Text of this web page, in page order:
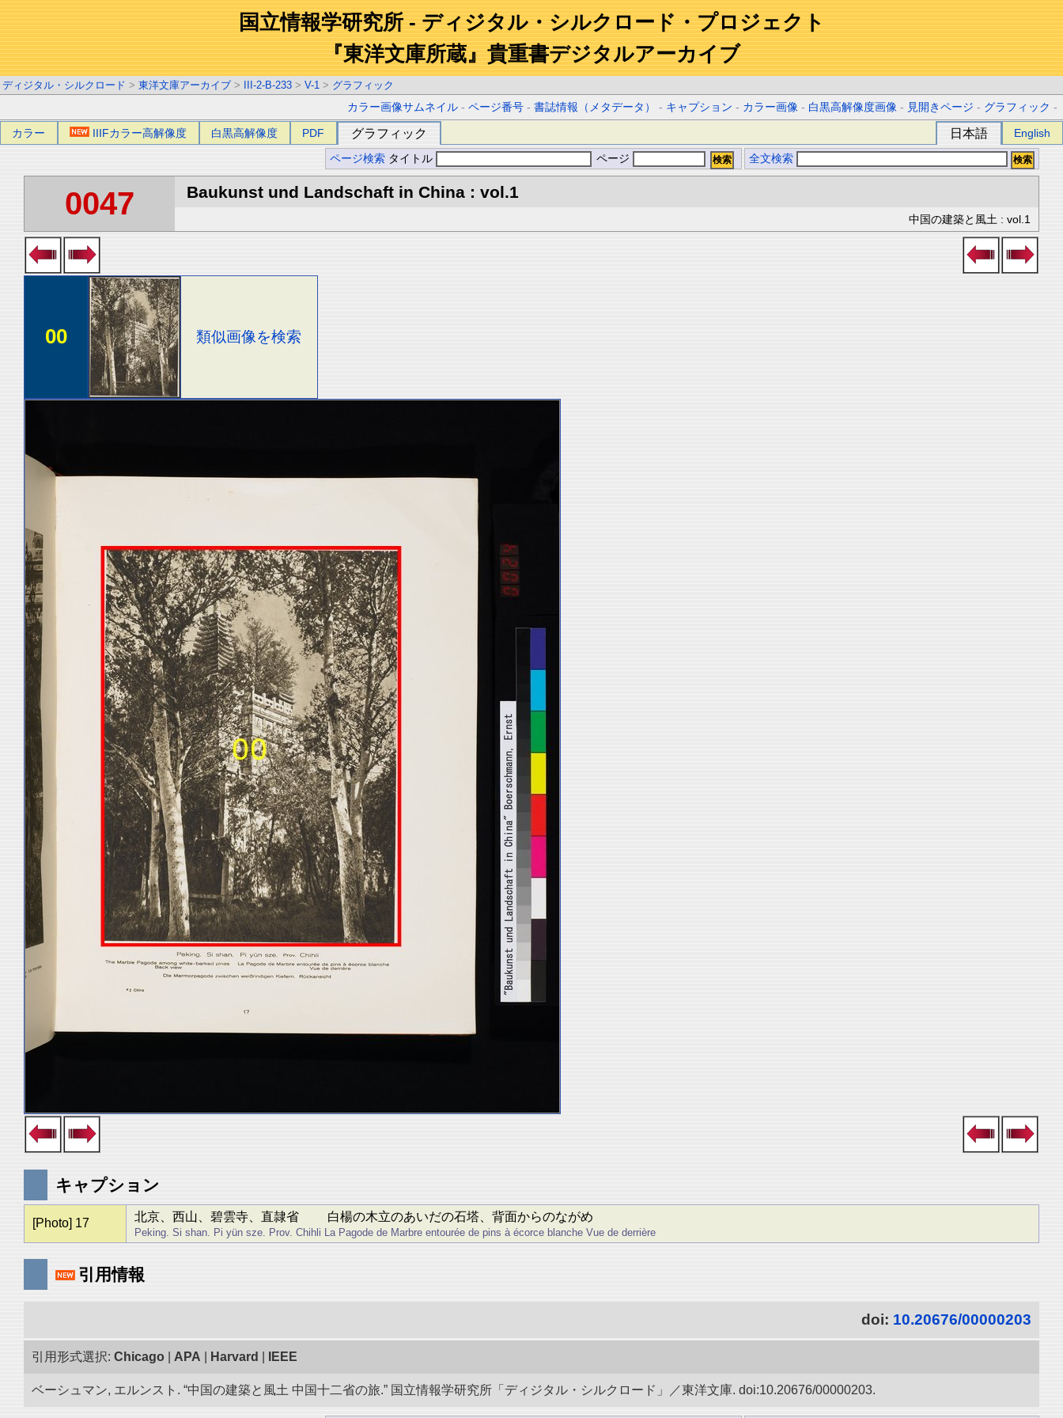
国立情報学研究所 - ディジタル・シルクロード・プロジェクト
『東洋文庫所蔵』貴重書デジタルアーカイブ
ディジタル・シルクロード > 東洋文庫アーカイブ > III-2-B-233 > V-1 > グラフィック
カラー画像サムネイル -ページ番号 -書誌情報（メタデータ） - キャプション - カラー画像 - 白黒高解像度画像 - 見開きページ - グラフィック -
カラー IIIFカラー高解像度 白黒高解像度 PDF グラフィック 日本語 English
ページ検索 タイトル ページ 全文検索
0047 Baukunst und Landschaft in China : vol.1
中国の建築と風土 : vol.1
00 類似画像を検索
キャプション
[Photo] 17 北京、西山、碧雲寺、直隷省 白楊の木立のあいだの石塔、背面からのながめ
Peking. Si shan. Pi yün sze. Prov. Chihli La Pagode de Marbre entourée de pins à écorce blanche Vue de derrière
引用情報
doi: 10.20676/00000203
引用形式選択: Chicago APA Harvard IEEE
ベーシュマン, エルンスト. “中国の建築と風土 中国十二省の旅.” 国立情報学研究所「ディジタル・シルクロード」／東洋文庫. doi:10.20676/00000203.